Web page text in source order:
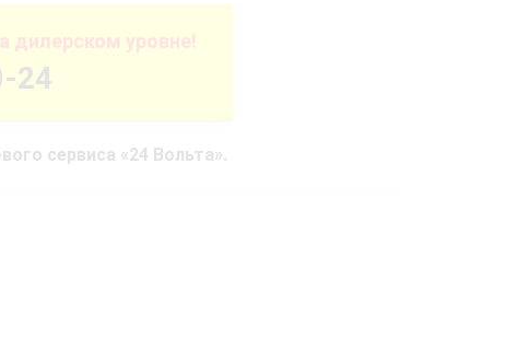
дилерском уровне!
24
сервиса «24 Вольта».